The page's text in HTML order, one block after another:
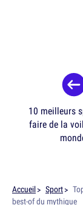
10 meilleurs
faire de la
Accueil Sport
best-of du mythique